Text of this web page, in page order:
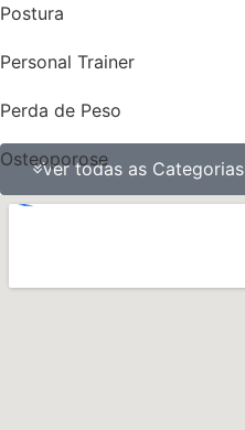
Postura
Personal Trainer
Perda de Peso
Osteoporose
ossos
Ver todas as Categorias